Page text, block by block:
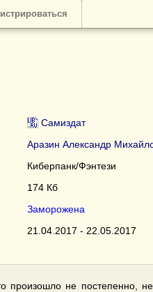
Самиздат
Аразин Александр
Киберпанк/Фэнтези
174 Кб
Заморожена
21.04.2017 - 22.05.2017
произошло не постепенно,